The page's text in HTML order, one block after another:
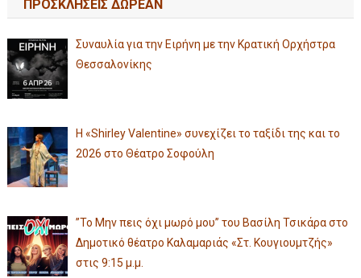
ΠΡΟΣΚΛΗΣΕΙΣ ΔΩΡΕΑΝ
Συναυλία για την Ειρήνη με την Κρατική Ορχήστρα
Θεσσαλονίκης
Η «Shirley Valentine» συνεχίζει το ταξίδι της και το
2026 στο Θέατρο Σοφούλη
”Το Μην πεις όχι μωρό μου” του Βασίλη Τσικάρα στο
Δημοτικό θέατρο Καλαμαριάς «Στ. Κουγιουμτζής»
στις 9:15 μ.μ.